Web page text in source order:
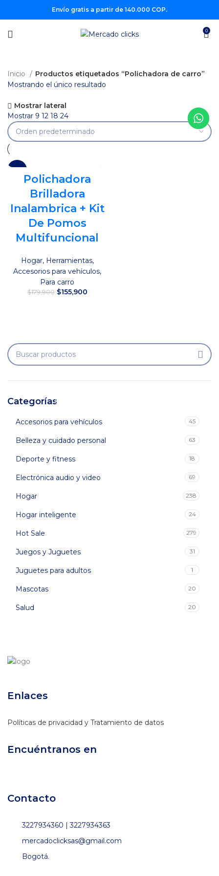
Envío gratis a partir de 140.000 COP.
0
Categorías
Accesorios para vehículos 45
Belleza y cuidado personal 63
Deporte y fitness 18
Electrónica audio y video 69
Hogar 238
Hogar inteligente 24
Hot Sale 279
Juegos y Juguetes 31
Juguetes para adultos 1
Mascotas 20
Salud 20
Inicio
Productos etiquetados “Polichadora de carro”
Mostrando el único resultado
Mostrar lateral
Mostrar 9 12 18 24
-13%
Polichadora
Brilladora
Inalambrica + Kit
De Pomos
Multifuncional
Hogar, Herramientas,
Accesorios para vehículos,
Para carro
$179,900 El
$155,900El
Enlaces
Políticas de privacidad y Tratamiento de datos
Encuéntranos en
Contacto
3227934360 | 3227934363
mercadoclicksas@gmail.com
Bogotá.